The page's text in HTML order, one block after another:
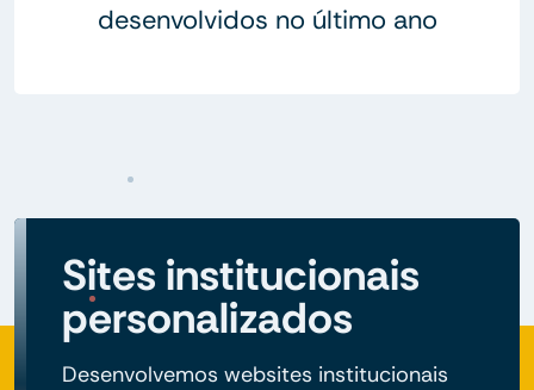
desenvolvidos no último ano
Sites institucionais
personalizados
Desenvolvemos websites institucionais